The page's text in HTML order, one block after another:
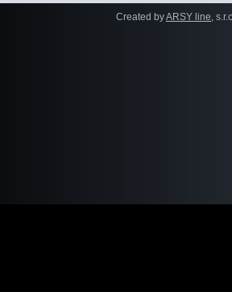
Created byARSY line,